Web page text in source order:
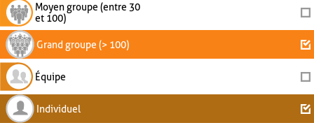
Moyen groupe (entre 30
et 100)
Grand groupe (> 100)
Équipe
Individuel